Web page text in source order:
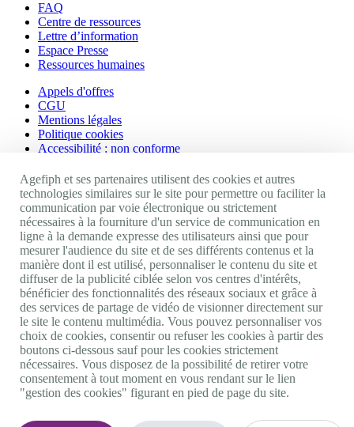
FAQ
Centre de ressources
Lettre d’information
Espace Presse
Ressources humaines
Appels d'offres
CGU
Mentions légales
Politique cookies
Accessibilité : non conforme
Nos autres sites
Site portail Agefiph
Activateur de progrès
Handinnov
Innovation et recherche
Université du RRH
Service AppuiPro
Nous suivre
Youtube
Linkedin
Facebook
Twitter
0 800 11 10 09Services & appel gratuitsDe 9h à 18h.
Agefiph et ses partenaires utilisent des cookies et autres
technologies similaires sur le site pour permettre ou faciliter la
communication par voie électronique ou strictement
nécessaires à la fourniture d'un service de communication en
ligne à la demande expresse des utilisateurs ainsi que pour
mesurer l'audience du site et de ses différents contenus et la
manière dont il est utilisé, personnaliser le contenu du site et
diffuser de la publicité ciblée selon vos centres d'intérêts,
bénéficier des fonctionnalités des réseaux sociaux et grâce à
des services de partage de vidéo de visionner directement sur
le site le contenu multimédia. Vous pouvez personnaliser vos
choix de cookies, consentir ou refuser les cookies à partir des
boutons ci-dessous sauf pour les cookies strictement
nécessaires. Vous disposez de la possibilité de retirer votre
consentement à tout moment en vous rendant sur le lien
"gestion des cookies" figurant en pied de page du site.